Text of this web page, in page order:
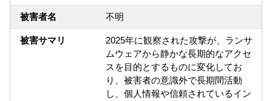
被害者名 不明
被害サマリ
2025年に観察された攻撃が、ランサ
ムウェアから静かな長期的なアクセ
スを目的とするものに変化してお
り、被害者の意識外で長期間活動
し、個人情報や信頼されているイン